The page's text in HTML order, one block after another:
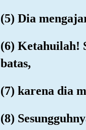
(5) Dia
(6) Ketahuilah!
batas,
(7) karena dia
(8)